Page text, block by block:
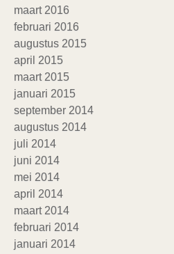
maart 2016
februari 2016
augustus 2015
april 2015
maart 2015
januari 2015
september 2014
augustus 2014
juli 2014
juni 2014
mei 2014
april 2014
maart 2014
februari 2014
januari 2014